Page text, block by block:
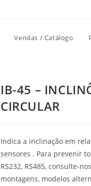
Vendas / Catálogo
IB-45 –
CIRCULAR
Indica a inclinação em
sensores . Para prevenir
RS232, RS485, consulte-
montagens, modelos